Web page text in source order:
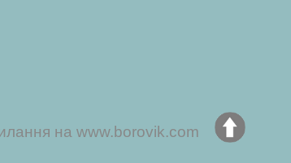
на www.borovik.com